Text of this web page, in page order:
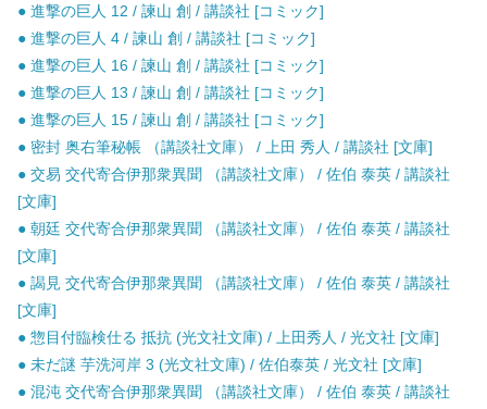
● 進撃の巨人 12 / 諫山 創 / 講談社 [コミック]
● 進撃の巨人 4 / 諫山 創 / 講談社 [コミック]
● 進撃の巨人 16 / 諫山 創 / 講談社 [コミック]
● 進撃の巨人 13 / 諫山 創 / 講談社 [コミック]
● 進撃の巨人 15 / 諫山 創 / 講談社 [コミック]
● 密封 奥右筆秘帳 （講談社文庫） / 上田 秀人 / 講談社 [文庫]
● 交易 交代寄合伊那衆異聞 （講談社文庫） / 佐伯 泰英 / 講談社
[文庫]
● 朝廷 交代寄合伊那衆異聞 （講談社文庫） / 佐伯 泰英 / 講談社
[文庫]
● 謁見 交代寄合伊那衆異聞 （講談社文庫） / 佐伯 泰英 / 講談社
[文庫]
● 惣目付臨検仕る 抵抗 (光文社文庫) / 上田秀人 / 光文社 [文庫]
● 未だ謎 芋洗河岸 3 (光文社文庫) / 佐伯泰英 / 光文社 [文庫]
● 混沌 交代寄合伊那衆異聞 （講談社文庫） / 佐伯 泰英 / 講談社